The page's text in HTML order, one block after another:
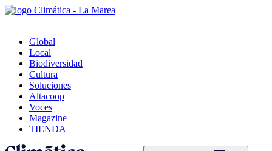
Global
Local
Biodiversidad
Cultura
Soluciones
Altacoop
Voces
Magazine
TIENDA